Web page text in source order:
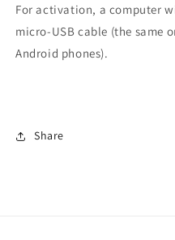
For activation, a computer
micro-USB cable (the same
Android phones).
Share